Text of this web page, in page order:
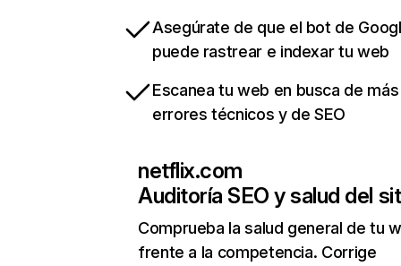
Asegúrate de que el bot de
puede rastrear e indexar tu web
Escanea tu web en busca de
errores técnicos y de SEO
netflix.com
Auditoría SEO y salud del
Comprueba la salud general de tu
frente a la competencia. Corrige